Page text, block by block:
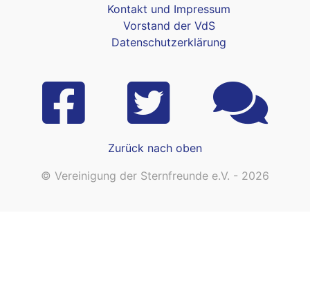
Kontakt und Impressum
Vorstand der VdS
Datenschutzerklärung
Zurück nach oben
© Vereinigung der Sternfreunde e.V. - 2026